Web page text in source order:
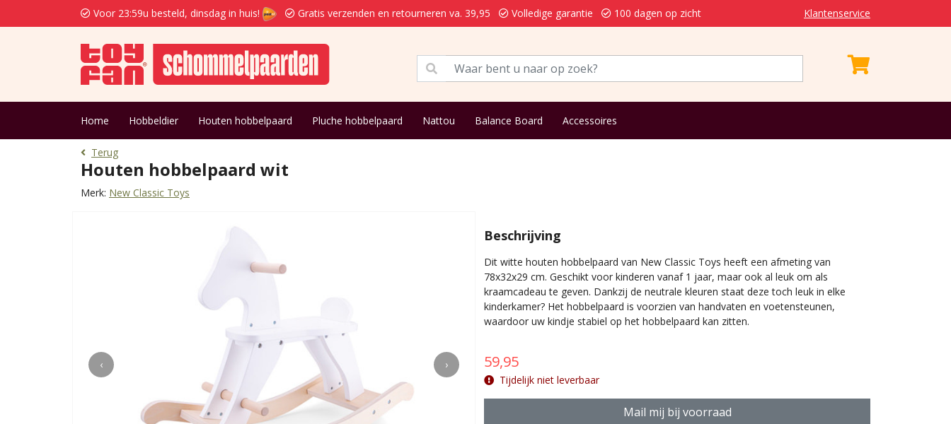
Voor 23:59u besteld, dinsdag in huis! Gratis verzenden en retourneren va. 39,95 Volledige garantie 100 dagen op zicht Klantenservice
Home Hobbeldier Houten hobbelpaard Pluche hobbelpaard Nattou Balance Board Accessoires
Terug
Houten hobbelpaard wit
Merk: New Classic Toys
‹ ›
Beschrijving
Dit witte houten hobbelpaard van New Classic Toys heeft een afmeting van
78x32x29 cm. Geschikt voor kinderen vanaf 1 jaar, maar ook al leuk om als
kraamcadeau te geven. Dankzij de neutrale kleuren staat deze toch leuk in elke
kinderkamer? Het hobbelpaard is voorzien van handvaten en voetensteunen,
waardoor uw kindje stabiel op het hobbelpaard kan zitten.
59,95
Tijdelijk niet leverbaar
Mail mij bij voorraad